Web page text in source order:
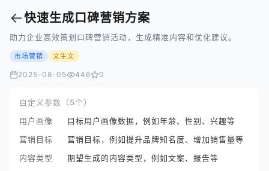
←快速生成口碑营销方案
助力企业高效策划口碑营销活动，生成精准内容和优化建议。
市场营销 文生文
2025-08-05 446 0
自定义参数（5个）
用户画像
目标用户画像数据，例如年龄、性别、兴趣等
营销目标
营销目标，例如提升品牌知名度、增加销售量等
内容类型
期望生成的内容类型，例如文案、报告等